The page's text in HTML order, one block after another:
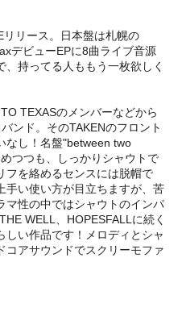
リース。日本盤は札幌の
デビューEPに8曲ライブ音源
持ってる人ももう一枚欲しく
TEXASのメンバーなどから
ンド。そのTAKENのフロント
なし！名盤"between two
つつも、しっかりシャウトで
フを絡めるセンスには脱帽で
手い使い方が目立ちますが、苦
マ性の中ではシャウトのインパ
WELL、HOPESFALLに続く
い作品です！メロディとシャ
コアサウンドでスクリーモファ